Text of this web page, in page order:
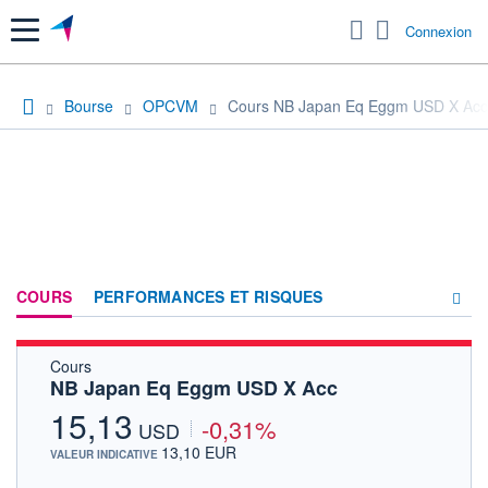
Menu Connexion
Bourse OPCVM Cours NB Japan Eq Eggm USD X Acc
COURS PERFORMANCES ET RISQUES
Cours
NB Japan Eq Eggm USD X Acc
15,13 USD -0,31%
VALEUR INDICATIVE 13,10 EUR